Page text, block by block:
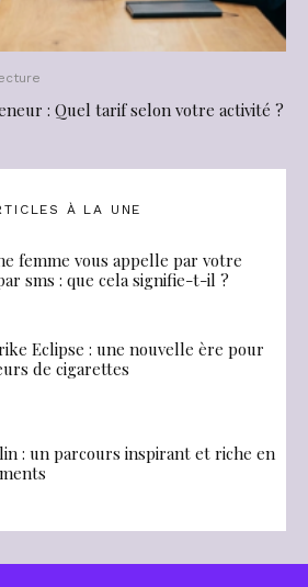
: Quel tarif selon votre activité ?
À LA UNE
femme vous appelle par votre
sms : que cela signifie-t-il ?
Eclipse : une nouvelle ère pour
de cigarettes
: un parcours inspirant et riche en